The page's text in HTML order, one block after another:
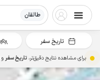
طالقان
تاریخ سفر
برای مشاهده نتایج دقیق‌تر، تاریخ سفرو